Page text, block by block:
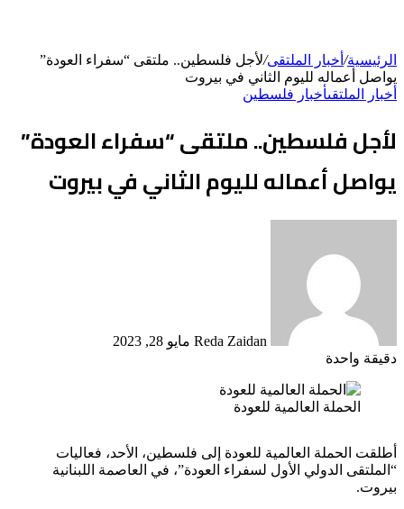
عن
الرئيسية/ أخبار الملتقى/لأجل فلسطين.. ملتقى “سفراء العودة”
يواصل أعماله لليوم الثاني في بيروت
أخبار الملتقىأخبار فلسطين
لأجل فلسطين.. ملتقى “سفراء العودة”
يواصل أعماله لليوم الثاني في بيروت
Reda Zaidan مايو 28, 2023
دقيقة واحدة
الحملة العالمية للعودة
أطلقت الحملة العالمية للعودة إلى فلسطين، الأحد، فعاليات
“الملتقى الدولي الأول لسفراء العودة”، في العاصمة اللبنانية
بيروت.